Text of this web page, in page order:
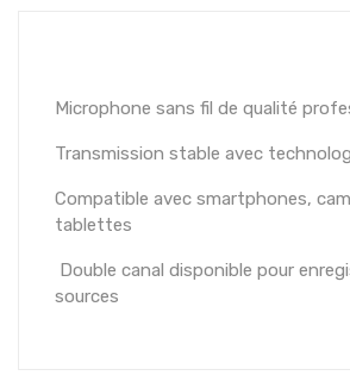
Microphone sans fil de qualité
Transmission stable avec
Compatible avec smartphones,
tablettes
Double canal disponible pour
sources